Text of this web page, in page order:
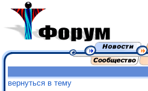
вернуться в тему